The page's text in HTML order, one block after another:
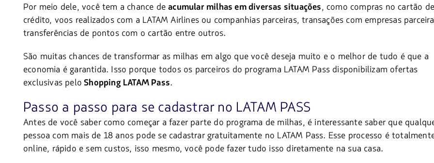
Por meio dele, você tem a chance deacumular milhas em diversas situações, como compras no cartão
crédito, voos realizados com a LATAM Airlines ou companhias parceiras, transações com empresas
transferências de pontos com o cartão entre outros.
São muitas chances de transformar as milhas em algo que você deseja muito e o melhor de tudo é que a
economia é garantida. Isso porque todos os parceiros do programa LATAM Pass disponibilizam ofertas
exclusivas pelo Shopping LATAM Pass.
Passo a passo para se cadastrar no LATAM PASS
Antes de você saber como começar a fazer parte do programa de milhas, é interessante saber que
pessoa com mais de 18 anos pode se cadastrar gratuitamente no LATAM Pass. Esse processo é
online, rápido e sem custos, isso mesmo, você pode fazer tudo isso diretamente na sua casa.